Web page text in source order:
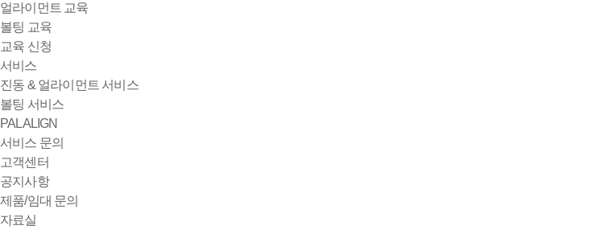
얼라이먼트 교육
볼팅 교육
교육 신청
서비스
진동 & 얼라이먼트 서비스
볼팅 서비스
PALALIGN
서비스 문의
고객센터
공지사항
제품/임대 문의
자료실